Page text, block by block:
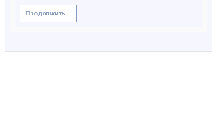
Продолжить...